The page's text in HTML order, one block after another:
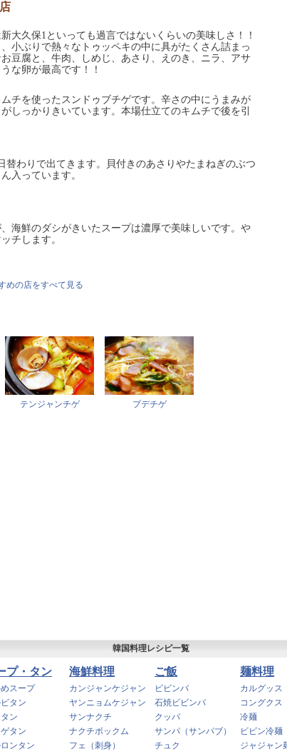
大久保1といっても過言ではないくらいの美味しさ！！
小ぶりで熱々なトゥッペキの中に具がたくさん詰まっ
豆腐と、牛肉、しめじ、あさり、えのき、ニラ、アサ
な卵が最高です！！
チを使ったスンドゥブチゲです。辛さの中にうまみが
しっかりきいています。本場仕立てのキムチで後を引
替わりで出てきます。貝付きのあさりやたまねぎのぶつ
入っています。
海鮮のダシがきいたスープは濃厚で美味しいです。や
チします。
めの店をすべて見る
テンジャンチゲ プデチゲ
韓国料理レシピ一覧
プ・タン
スープ
タン
ン
タン
ンタン
海鮮料理
カンジャンケジャン
ヤンニョムケジャン
サンナクチ
ナクチボックム
フェ（刺身）
ご飯
ビビンバ
石焼ビビンバ
クッパ
サンパ（サンパブ）
チュク
麺料理
カルグッス
コングクス
冷麺
ビビン冷麺
ジャジャン